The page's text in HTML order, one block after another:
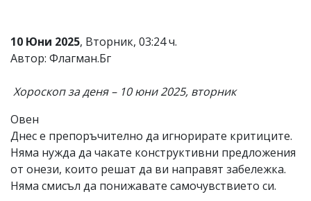
редакцията
отговорност
тях!
Ако
откриете
обиден
за
вас
10 Юни 2025, Вторник, 03:24 ч.
Автор: Флагман.Бг
Хороскоп за деня – 10 юни 2025, вторник
Овен
Днес е препоръчително да игнорирате критиците.
Няма нужда да чакате конструктивни предложения
от онези, които решат да ви направят забележка.
Няма смисъл да понижавате самочувствието си.